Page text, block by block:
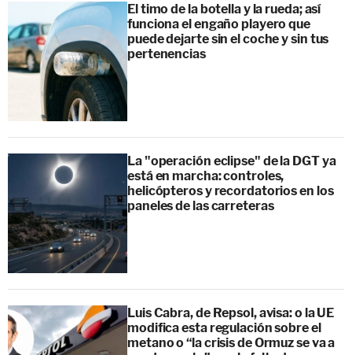
El timo de la botella y la rueda; así
funciona el engaño playero que
puede dejarte sin el coche y sin tus
pertenencias
La "operación eclipse" de la DGT ya
está en marcha: controles,
helicópteros y recordatorios en los
paneles de las carreteras
Luis Cabra, de Repsol, avisa: o la UE
modifica esta regulación sobre el
metano o “la crisis de Ormuz se va a